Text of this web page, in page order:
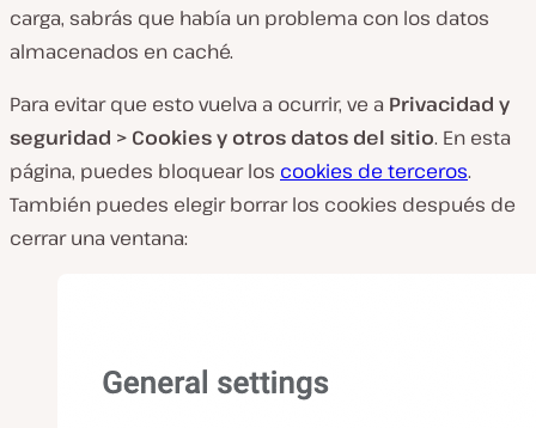
carga, sabrás que había un problema con los datos
almacenados en caché.
Para evitar que esto vuelva a ocurrir, ve a Privacidad y
seguridad > Cookies y otros datos del sitio. En esta
página, puedes bloquear los cookies de terceros.
También puedes elegir borrar los cookies después de
cerrar una ventana: